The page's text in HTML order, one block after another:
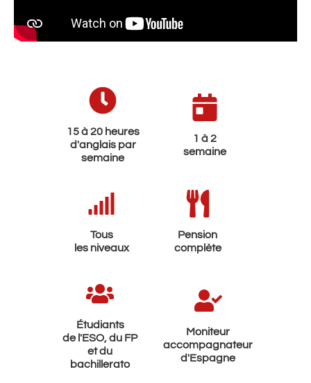
15 à 20 heures
d'anglais par
semaine
1 à 2
semaine
Tous
les niveaux
Pension
complète
Étudiants
de l'ESO, du FP
et du
bachillerato
Moniteur
accompagnateur
d'Espagne